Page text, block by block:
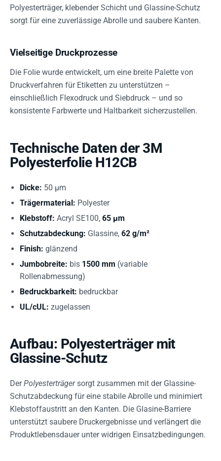
Polyesterträger, klebender Schicht und Glassine-Schutz
sorgt für eine zuverlässige Abrolle und saubere Kanten.
Vielseitige Druckprozesse
Die Folie wurde entwickelt, um eine breite Palette von
Druckverfahren für Etiketten zu unterstützen –
einschließlich Flexodruck und Siebdruck – und so
konsistente Farbwerte und Haltbarkeit sicherzustellen.
Technische Daten der 3M
Polyesterfolie H12CB
Dicke: 50 µm
Trägermaterial: Polyester
Klebstoff: Acryl SE100, 65 µm
Schutzabdeckung: Glassine, 62 g/m²
Finish: glänzend
Jumbobreite: bis 1500 mm (variable
Rollenabmessung)
Bedruckbarkeit: bedruckbar
UL/cUL: zugelassen
Aufbau: Polyesterträger mit
Glassine-Schutz
DerPolyesterträgersorgt zusammen mit der Glassine-
Schutzabdeckung für eine stabile Abrolle und minimiert
Klebstoffaustritt an den Kanten. Die Glasine-Barriere
unterstützt saubere Druckergebnisse und verlängert die
Produktlebensdauer unter widrigen Einsatzbedingungen.